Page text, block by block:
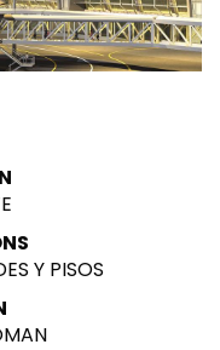
Y PISOS